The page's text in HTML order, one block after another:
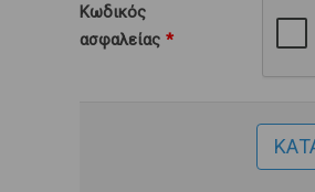
Κωδικός
ασφαλείας *